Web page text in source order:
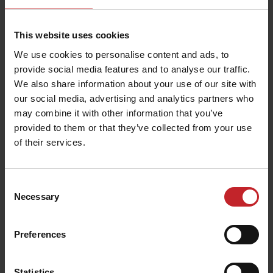
This website uses cookies
We use cookies to personalise content and ads, to
provide social media features and to analyse our traffic.
We also share information about your use of our site with
our social media, advertising and analytics partners who
may combine it with other information that you’ve
provided to them or that they’ve collected from your use
of their services.
Selection
Necessary
Preferences
19-05-2025
Crister Stark galardonado con la
Clase Comendador de la Real
Orden de Vasa
Crister Stark ha sido galardonado con la Clase de
Comendador de la Real Orden de Vasa, uno de los
más prestigiosos honores de Suecia, por sus
Väderstad alcanza una facturación
en el año fiscal de 2024